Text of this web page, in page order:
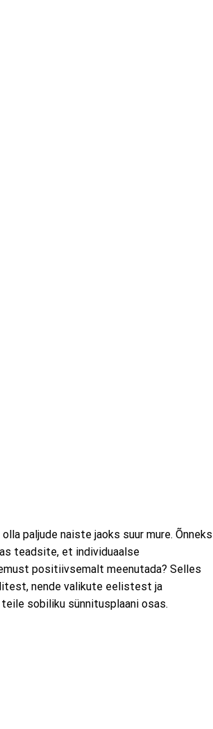
paljude naiste jaoks suur mure. Õnneks
teadsite, et individuaalse
positiivsemalt meenutada? Selles
nende valikute eelistest ja
sobiliku sünnitusplaani osas.